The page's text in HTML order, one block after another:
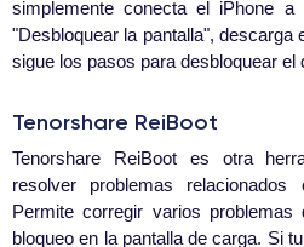
simplemente conecta el iPhone a
"Desbloquear la pantalla", descarga
sigue los pasos para desbloquear el
Tenorshare ReiBoot
Tenorshare ReiBoot es otra
resolver problemas
Permite corregir varios
bloqueo en la pantalla de carga. Si